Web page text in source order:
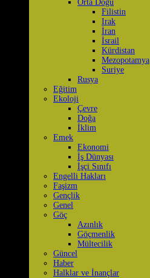
Orta Doğu
Filistin
Irak
İran
İsrail
Kürdistan
Mezopotamya
Suriye
Rusya
Eğitim
Ekoloji
Çevre
Doğa
İklim
Emek
Ekonomi
İş Dünyası
İşçi Sınıfı
Engelli Hakları
Faşizm
Gençlik
Genel
Göç
Azınlık
Göçmenlik
Mültecilik
Güncel
Haber
Halklar ve İnançlar